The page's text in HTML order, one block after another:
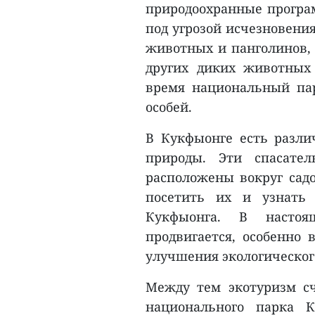
природоохранные
под угрозой
животных и панголинов,
других диких
время национальный
особей.
В Кукфыонге есть
природы. Эти
расположены вокруг
посетить их и узнать
Кукфыонга. В
продвигается,
улучшения
Между тем экотуризм
национального парка